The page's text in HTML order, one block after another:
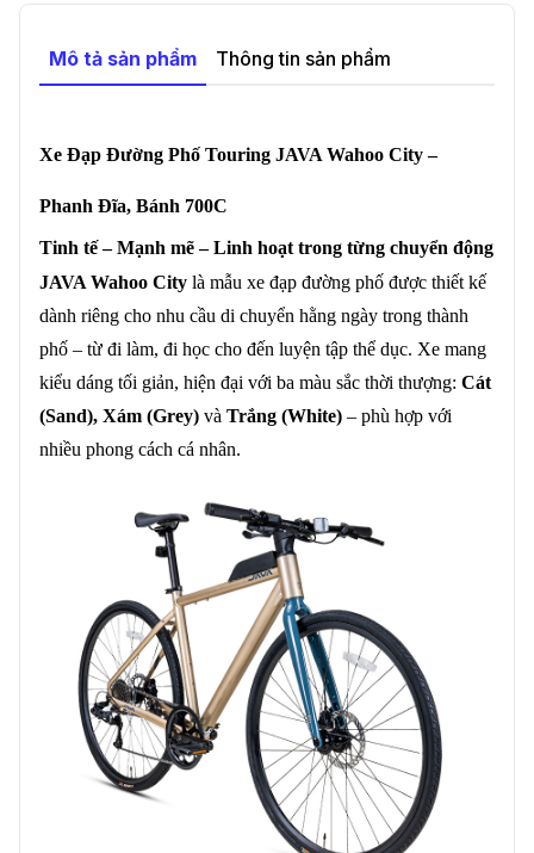
Mô tả sản phẩm Thông tin sản phẩm
Xe Đạp Đường Phố Touring JAVA Wahoo City –
Phanh Đĩa, Bánh 700C
Tinh tế – Mạnh mẽ – Linh hoạt trong từng chuyển động
JAVA Wahoo City là mẫu xe đạp đường phố được thiết kế
dành riêng cho nhu cầu di chuyển hằng ngày trong thành
phố – từ đi làm, đi học cho đến luyện tập thể dục. Xe mang
kiểu dáng tối giản, hiện đại với ba màu sắc thời thượng: Cát
(Sand), Xám (Grey) và Trắng (White) – phù hợp với
nhiều phong cách cá nhân.